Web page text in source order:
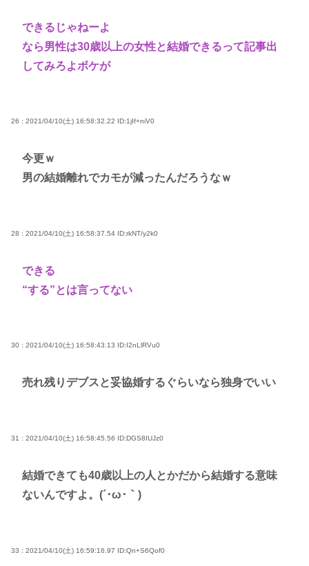
できるじゃねーよ
なら男性は30歳以上の女性と結婚できるって記事出
してみろよボケが
26 : 2021/04/10(土) 16:58:32.22 ID:1jIf+niV0
今更ｗ
男の結婚離れでカモが減ったんだろうなｗ
28 : 2021/04/10(土) 16:58:37.54 ID:rkNT/y2k0
できる
“する”とは言ってない
30 : 2021/04/10(土) 16:58:43.13 ID:I2nLlRVu0
売れ残りデブスと妥協婚するぐらいなら独身でいい
31 : 2021/04/10(土) 16:58:45.56 ID:DGS8IUJz0
結婚できても40歳以上の人とかだから結婚する意味
ないんですよ。(´･ω･｀)
33 : 2021/04/10(土) 16:59:16.97 ID:Qn+S6Qof0